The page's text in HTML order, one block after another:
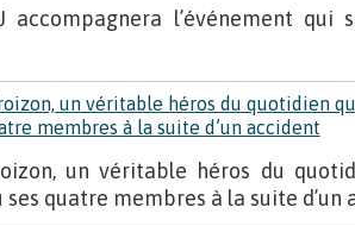
accompagnera l’événement
un véritable héros du
quatre membres à la suite d’un